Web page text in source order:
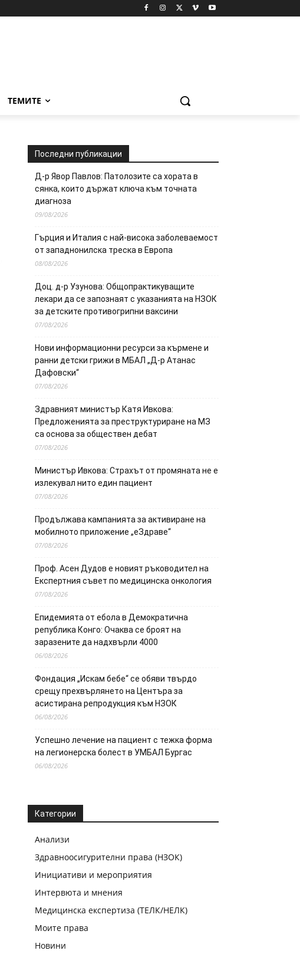
ТЕМИТЕ
Последни публикации
Д-р Явор Павлов: Патолозите са хората в
сянка, които държат ключа към точната
диагноза
09/08/2026
Гърция и Италия с най-висока заболеваемост
от западнонилска треска в Европа
08/08/2026
Доц. д-р Узунова: Общопрактикуващите
лекари да се запознаят с указанията на НЗОК
за детските противогрипни ваксини
07/08/2026
Нови информационни ресурси за кърмене и
ранни детски грижи в МБАЛ „Д-р Атанас
Дафовски“
07/08/2026
Здравният министър Катя Ивкова:
Предложенията за преструктуриране на МЗ
са основа за обществен дебат
07/08/2026
Министър Ивкова: Страхът от промяната не е
излекувал нито един пациент
07/08/2026
Продължава кампанията за активиране на
мобилното приложение „еЗдраве“
07/08/2026
Проф. Асен Дудов е новият ръководител на
Експертния съвет по медицинска онкология
07/08/2026
Епидемията от ебола в Демократична
република Конго: Очаква се броят на
заразените да надхвърли 4000
06/08/2026
Фондация „Искам бебе“ се обяви твърдо
срещу прехвърлянето на Центъра за
асистирана репродукция към НЗОК
06/08/2026
Успешно лечение на пациент с тежка форма
на легионерска болест в УМБАЛ Бургас
06/08/2026
Категории
Анализи
Здравноосигурителни права (НЗОК)
Инициативи и мероприятия
Интервюта и мнения
Медицинска експертиза (ТЕЛК/НЕЛК)
Моите права
Новини